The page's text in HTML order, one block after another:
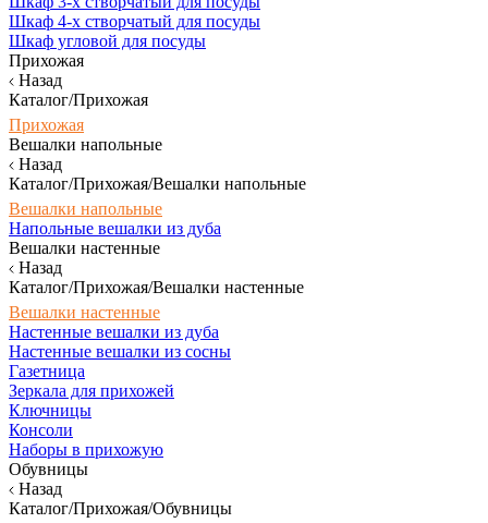
Шкаф 4-х створчатый для посуды
Шкаф угловой для посуды
Прихожая
Назад
Каталог/Прихожая
Прихожая
Вешалки напольные
Назад
Каталог/Прихожая/Вешалки напольные
Вешалки напольные
Напольные вешалки из дуба
Вешалки настенные
Назад
Каталог/Прихожая/Вешалки настенные
Вешалки настенные
Настенные вешалки из дуба
Настенные вешалки из сосны
Газетница
Зеркала для прихожей
Ключницы
Консоли
Наборы в прихожую
Обувницы
Назад
Каталог/Прихожая/Обувницы